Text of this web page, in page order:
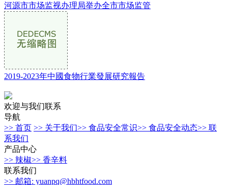
河源市市场监视办理局举办全市市场监管
2019-2023年中國食物行業發展研究報告
欢迎与我们联系
导航
>> 首页 >> 关于我们>> 食品安全常识>> 食品安全动态>> 联
系我们
产品中心
>> 辣椒>> 香辛料
联系我们
>> 邮箱: yuanpq@hbhtfood.com